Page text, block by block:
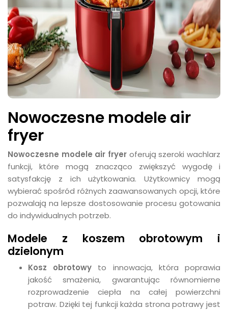
Nowoczesne modele air
fryer
Nowoczesne modele air fryer oferują szeroki wachlarz
funkcji, które mogą znacząco zwiększyć wygodę i
satysfakcję z ich użytkowania. Użytkownicy mogą
wybierać spośród różnych zaawansowanych opcji, które
pozwalają na lepsze dostosowanie procesu gotowania
do indywidualnych potrzeb.
Modele z koszem obrotowym i
dzielonym
Kosz obrotowy to innowacja, która poprawia
jakość smażenia, gwarantując równomierne
rozprowadzenie ciepła na całej powierzchni
potraw. Dzięki tej funkcji każda strona potrawy jest